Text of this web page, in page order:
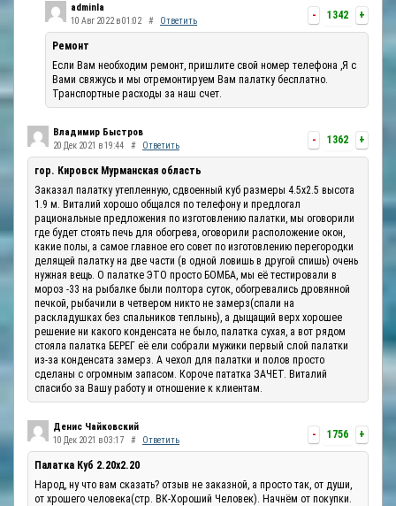
- 1342 +
adminla
10 Авг 2022 в 01:02 # Ответить
Ремонт
Если Вам необходим ремонт, пришлите свой номер телефона ,Я с
Вами свяжусь и мы отремонтируем Вам палатку бесплатно.
Транспортные расходы за наш счет.
- 1362 +
Владимир Быстров
20 Дек 2021 в 19:44 # Ответить
гор. Кировск Мурманская область
Заказал палатку утепленную, сдвоенный куб размеры 4.5х2.5 высота
1.9 м. Виталий хорошо общался по телефону и предлогал
рациональные предложения по изготовлению палатки, мы оговорили
где будет стоять печь для обогрева, оговорили расположение окон,
какие полы, а самое главное его совет по изготовлению перегородки
делящей палатку на две части (в одной ловишь в другой спишь) очень
нужная вещь. О палатке ЭТО просто БОМБА, мы её тестировали в
мороз -33 на рыбалке были полтора суток, обогревались дровянной
печкой, рыбачили в четвером никто не замерз(спали на
раскладушках без спальников теплынь), а дыщащий верх хорошее
решение ни какого конденсата не было, палатка сухая, а вот рядом
стояла палатка БЕРЕГ её ели собрали мужики первый слой палатки
из-за конденсата замерз. А чехол для палатки и полов просто
сделаны с огромным запасом. Короче пататка ЗАЧЕТ. Виталий
спасибо за Вашу работу и отношение к клиентам.
- 1756 +
Денис Чайковский
10 Дек 2021 в 03:17 # Ответить
Палатка Куб 2.20x2.20
Народ, ну что вам сказать? отзыв не заказной, а просто так, от души,
от хрошего человека(стр. ВК-Хороший Человек). Начнём от покупки.